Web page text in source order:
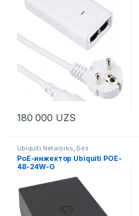
180 000 UZS
Ubiquiti Networks Без
Категории Блоки питания, POE,
инжекторы,Вспомогательное
оборудование
PoE-инжектор Ubiquiti POE-
48-24W-G